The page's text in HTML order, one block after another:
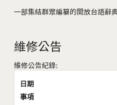
一部集結群眾編纂的開放台語辭
維修公告
維修公告紀錄:
日期
事項